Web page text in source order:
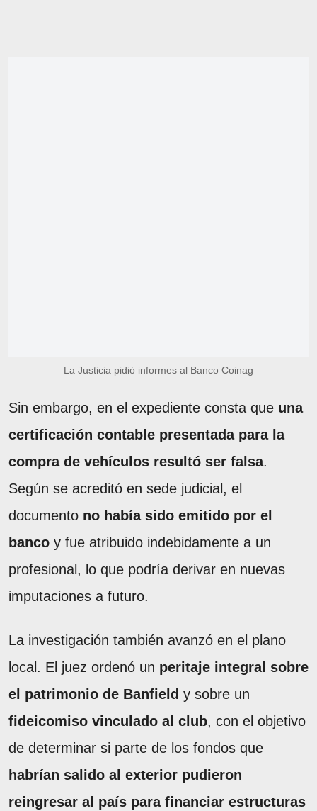
La Justicia pidió informes al Banco Coinag
Sin embargo, en el expediente consta que una
certificación contable presentada para la
compra de vehículos resultó ser falsa.
Según se acreditó en sede judicial, el
documento no había sido emitido por el
banco y fue atribuido indebidamente a un
profesional, lo que podría derivar en nuevas
imputaciones a futuro.
La investigación también avanzó en el plano
local. El juez ordenó un peritaje integral sobre
el patrimonio de Banfield y sobre un
fideicomiso vinculado al club, con el objetivo
de determinar si parte de los fondos que
habrían salido al exterior pudieron
reingresar al país para financiar estructuras